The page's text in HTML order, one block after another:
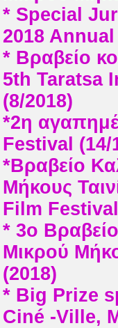
* Special
2018
* Βραβείο
5th Taratsa
(8/2018)
*2η
Festival (14/
*Βραβείο
Μήκους
Film
* 3o
Μικρού
(2018)
* Big Prize
Ciné -Ville,